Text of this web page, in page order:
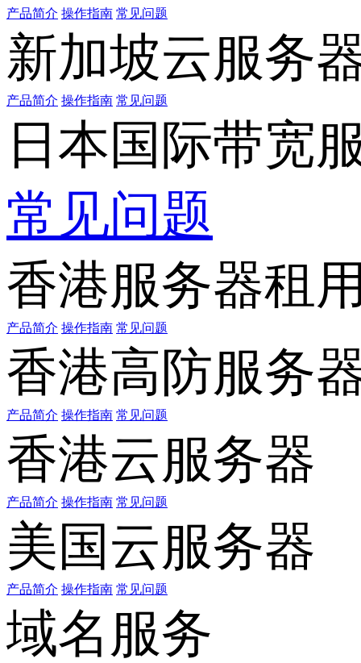
产品简介 操作指南 常见问题
新加坡云服务
产品简介 操作指南 常见问题
日本国际带宽
常见问题
香港服务器租
产品简介 操作指南 常见问题
香港高防服务
产品简介 操作指南 常见问题
香港云服务器
产品简介 操作指南 常见问题
美国云服务器
产品简介 操作指南 常见问题
域名服务